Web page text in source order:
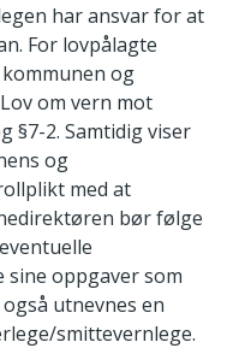
har ansvar for at
For lovpålagte
og
om vern mot
§7-2. Samtidig viser
og
med at
bør følge
oppgaver som
utnevnes en
smittevernlege.